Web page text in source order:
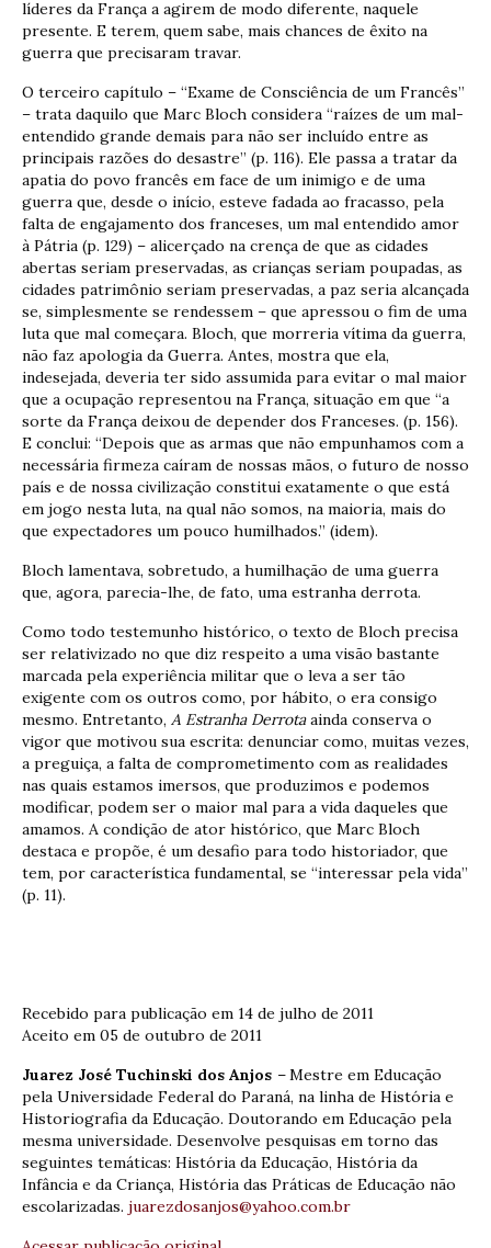
líderes da França a agirem de modo diferente, naquele
presente. E terem, quem sabe, mais chances de êxito na
guerra que precisaram travar.
O terceiro capítulo – “Exame de Consciência de um Francês”
– trata daquilo que Marc Bloch considera “raízes de um mal-
entendido grande demais para não ser incluído entre as
principais razões do desastre” (p. 116). Ele passa a tratar da
apatia do povo francês em face de um inimigo e de uma
guerra que, desde o início, esteve fadada ao fracasso, pela
falta de engajamento dos franceses, um mal entendido amor
à Pátria (p. 129) – alicerçado na crença de que as cidades
abertas seriam preservadas, as crianças seriam poupadas, as
cidades patrimônio seriam preservadas, a paz seria alcançada
se, simplesmente se rendessem – que apressou o fim de uma
luta que mal começara. Bloch, que morreria vítima da guerra,
não faz apologia da Guerra. Antes, mostra que ela,
indesejada, deveria ter sido assumida para evitar o mal maior
que a ocupação representou na França, situação em que “a
sorte da França deixou de depender dos Franceses. (p. 156).
E conclui: “Depois que as armas que não empunhamos com a
necessária firmeza caíram de nossas mãos, o futuro de nosso
país e de nossa civilização constitui exatamente o que está
em jogo nesta luta, na qual não somos, na maioria, mais do
que expectadores um pouco humilhados.” (idem).
Bloch lamentava, sobretudo, a humilhação de uma guerra
que, agora, parecia-lhe, de fato, uma estranha derrota.
Como todo testemunho histórico, o texto de Bloch precisa
ser relativizado no que diz respeito a uma visão bastante
marcada pela experiência militar que o leva a ser tão
exigente com os outros como, por hábito, o era consigo
mesmo. Entretanto, A Estranha Derrotaainda conserva o
vigor que motivou sua escrita: denunciar como, muitas vezes,
a preguiça, a falta de comprometimento com as realidades
nas quais estamos imersos, que produzimos e podemos
modificar, podem ser o maior mal para a vida daqueles que
amamos. A condição de ator histórico, que Marc Bloch
destaca e propõe, é um desafio para todo historiador, que
tem, por característica fundamental, se “interessar pela vida”
(p. 11).
Recebido para publicação em 14 de julho de 2011
Aceito em 05 de outubro de 2011
Juarez José Tuchinski dos Anjos –Mestre em Educação
pela Universidade Federal do Paraná, na linha de História e
Historiografia da Educação. Doutorando em Educação pela
mesma universidade. Desenvolve pesquisas em torno das
seguintes temáticas: História da Educação, História da
Infância e da Criança, História das Práticas de Educação não
escolarizadas. juarezdosanjos@yahoo.com.br